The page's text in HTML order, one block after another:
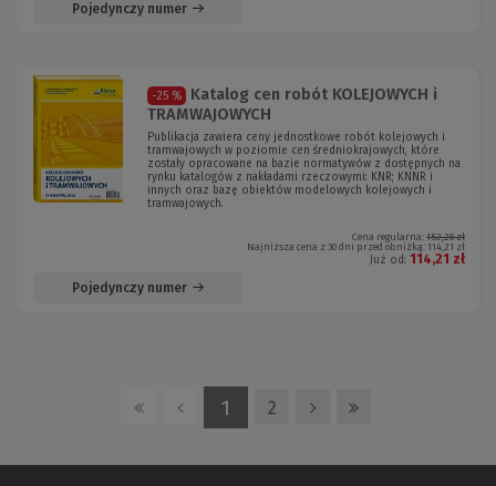
Pojedynczy numer
-25 %
Katalog cen robót KOLEJOWYCH i
TRAMWAJOWYCH
Publikacja zawiera ceny jednostkowe robót kolejowych i
tramwajowych w poziomie cen średniokrajowych, które
zostały opracowane na bazie normatywów z dostępnych na
rynku katalogów z nakładami rzeczowymi: KNR; KNNR i
innych oraz bazę obiektów modelowych kolejowych i
tramwajowych.
Cena regularna: 152,28 zł
Najniższa cena z 30 dni przed obniżką: 114,21 zł
Już od: 114,21 zł
Pojedynczy numer
1 2